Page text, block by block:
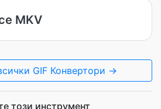
MKV
GIF Конвертори →
този инструмент